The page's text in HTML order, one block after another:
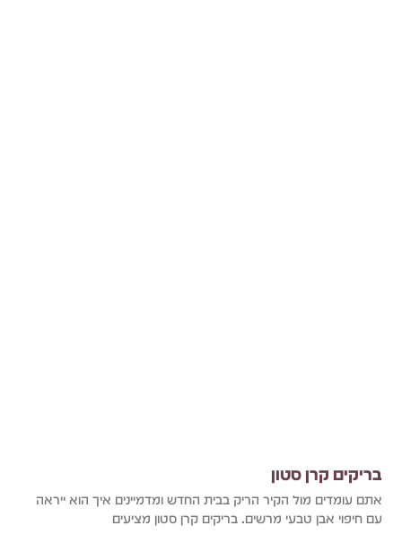
בריקים קרן סטון
אתם עומדים מול הקיר הריק בבית החדש ומדמיינים איך הוא ייראה
עם חיפוי אבן טבעי מרשים. בריקים קרן סטון מציעים